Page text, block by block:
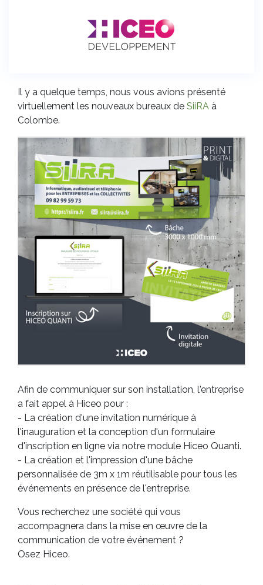
Il y a quelque temps, nous vous avions présenté
virtuellement les nouveaux bureaux de SiiRA à
Colombe.
Afin de communiquer sur son installation, l'entreprise
a fait appel à Hiceo pour :
- La création d'une invitation numérique à
l'inauguration et la conception d'un formulaire
d'inscription en ligne via notre module Hiceo Quanti.
- La création et l'impression d'une bâche
personnalisée de 3m x 1m réutilisable pour tous les
événements en présence de l'entreprise.
Vous recherchez une société qui vous
accompagnera dans la mise en œuvre de la
communication de votre événement ?
Osez Hiceo.